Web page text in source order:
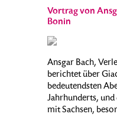
Vortrag von
Bonin
Ansgar Bach,
berichtet über
bedeutendsten
Jahrhunderts, und
mit Sachsen,